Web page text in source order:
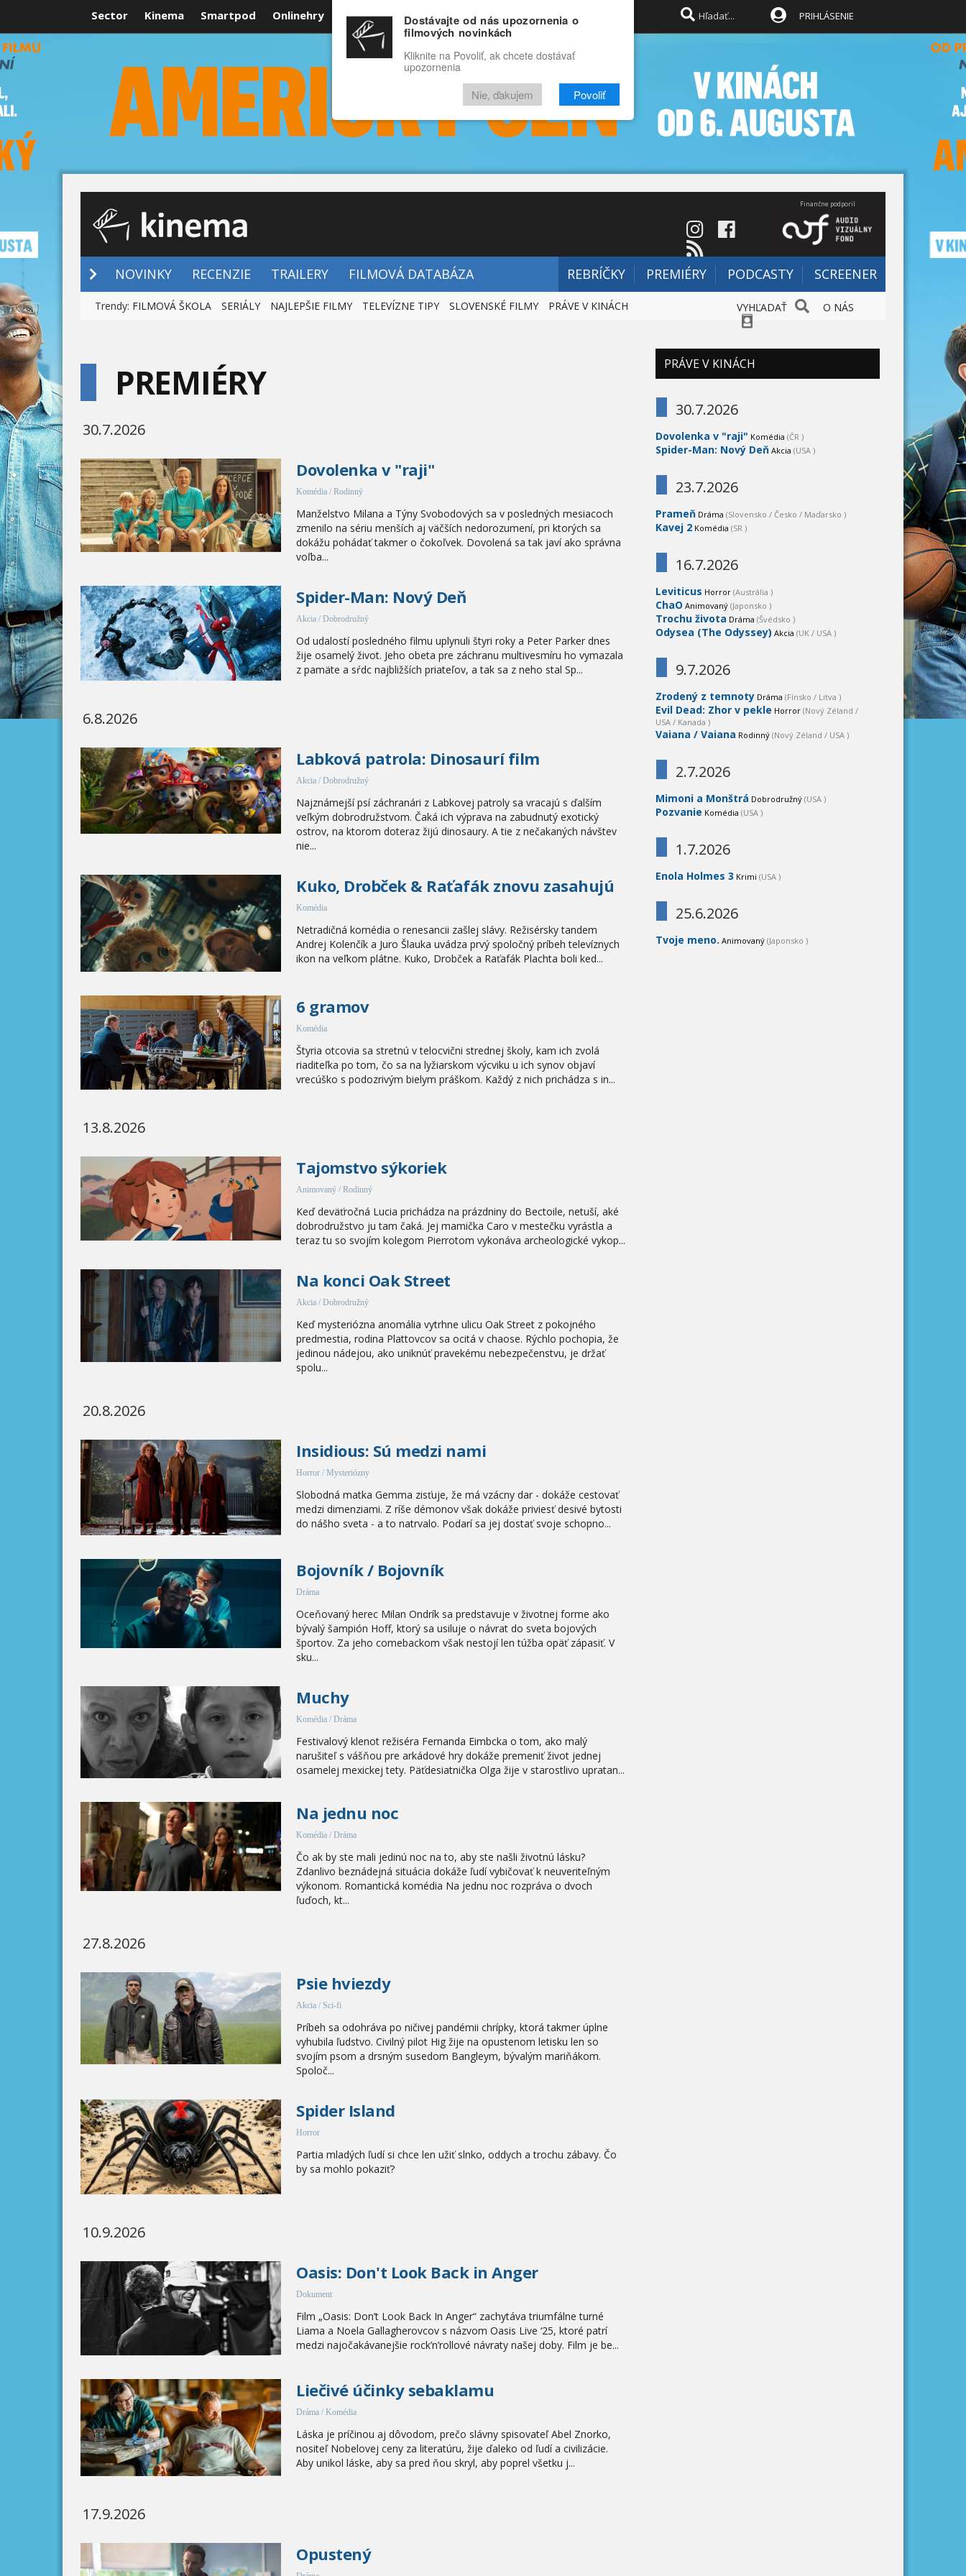
Sector Kinema Smartpod Onlinehry Rozprávky Funny Docu
RECENZIE VIDEÁ FILMY
PRIHLÁSENIE
Finančne podporil
NOVINKY RECENZIE TRAILERY FILMOVÁ DATABÁZA REBRÍČKY PREMIÉRY PODCASTY SCREENER
VYHĽADAŤ O NÁS
Trendy: FILMOVÁ ŠKOLA SERIÁLY NAJLEPŠIE FILMY TELEVÍZNE TIPY SLOVENSKÉ FILMY PRÁVE V KINÁCH
PREMIÉRY
30.7.2026
Dovolenka v "raji"
Komédia / Rodinný
Manželstvo Milana a Týny Svobodových sa v posledných mesiacoch
zmenilo na sériu menších aj väčších nedorozumení, pri ktorých sa
dokážu pohádať takmer o čokoľvek. Dovolená sa tak javí ako správna
voľba...
Spider-Man: Nový Deň
Akcia / Dobrodružný
Od udalostí posledného filmu uplynuli štyri roky a Peter Parker dnes
žije osamelý život. Jeho obeta pre záchranu multivesmíru ho vymazala
z pamäte a sŕdc najbližších priateľov, a tak sa z neho stal Sp...
6.8.2026
Labková patrola: Dinosaurí film
Akcia / Dobrodružný
Najznámejší psí záchranári z Labkovej patroly sa vracajú s ďalším
veľkým dobrodružstvom. Čaká ich výprava na zabudnutý exotický
ostrov, na ktorom doteraz žijú dinosaury. A tie z nečakaných návštev
nie...
Kuko, Drobček & Raťafák znovu zasahujú
Komédia
Netradičná komédia o renesancii zašlej slávy. Režisérsky tandem
Andrej Kolenčík a Juro Šlauka uvádza prvý spoločný príbeh televíznych
ikon na veľkom plátne. Kuko, Drobček a Raťafák Plachta boli ked...
6 gramov
Komédia
Štyria otcovia sa stretnú v telocvični strednej školy, kam ich zvolá
riaditeľka po tom, čo sa na lyžiarskom výcviku u ich synov objaví
vrecúško s podozrivým bielym práškom. Každý z nich prichádza s in...
13.8.2026
Tajomstvo sýkoriek
Animovaný / Rodinný
Keď deväťročná Lucia prichádza na prázdniny do Bectoile, netuší, aké
dobrodružstvo ju tam čaká. Jej mamička Caro v mestečku vyrástla a
teraz tu so svojím kolegom Pierrotom vykonáva archeologické vykop...
Na konci Oak Street
Akcia / Dobrodružný
Keď mysteriózna anomália vytrhne ulicu Oak Street z pokojného
predmestia, rodina Plattovcov sa ocitá v chaose. Rýchlo pochopia, že
jedinou nádejou, ako uniknúť pravekému nebezpečenstvu, je držať
spolu...
20.8.2026
Insidious: Sú medzi nami
Horror / Mysteriózny
Slobodná matka Gemma zisťuje, že má vzácny dar - dokáže cestovať
medzi dimenziami. Z ríše démonov však dokáže priviesť desivé bytosti
do nášho sveta - a to natrvalo. Podarí sa jej dostať svoje schopno...
Bojovník / Bojovník
Dráma
Oceňovaný herec Milan Ondrík sa predstavuje v životnej forme ako
bývalý šampión Hoff, ktorý sa usiluje o návrat do sveta bojových
športov. Za jeho comebackom však nestojí len túžba opäť zápasiť. V
sku...
Muchy
Komédia / Dráma
Festivalový klenot režiséra Fernanda Eimbcka o tom, ako malý
narušiteľ s vášňou pre arkádové hry dokáže premeniť život jednej
osamelej mexickej tety. Päťdesiatnička Olga žije v starostlivo upratan...
Na jednu noc
Komédia / Dráma
Čo ak by ste mali jedinú noc na to, aby ste našli životnú lásku?
Zdanlivo beznádejná situácia dokáže ľudí vybičovať k neuveriteľným
výkonom. Romantická komédia Na jednu noc rozpráva o dvoch
ľuďoch, kt...
27.8.2026
Psie hviezdy
Akcia / Sci-fi
Príbeh sa odohráva po ničivej pandémii chrípky, ktorá takmer úplne
vyhubila ľudstvo. Civilný pilot Hig žije na opustenom letisku len so
svojím psom a drsným susedom Bangleym, bývalým mariňákom.
Spoloč...
Spider Island
Horror
Partia mladých ľudí si chce len užiť slnko, oddych a trochu zábavy. Čo
by sa mohlo pokaziť?
10.9.2026
Oasis: Don't Look Back in Anger
Dokument
Film „Oasis: Don’t Look Back In Anger“ zachytáva triumfálne turné
Liama a Noela Gallagherovcov s názvom Oasis Live ‘25, ktoré patrí
medzi najočakávanejšie rock’n’rollové návraty našej doby. Film je be...
Liečivé účinky sebaklamu
Dráma / Komédia
Láska je príčinou aj dôvodom, prečo slávny spisovateľ Abel Znorko,
nositeľ Nobelovej ceny za literatúru, žije ďaleko od ľudí a civilizácie.
Aby unikol láske, aby sa pred ňou skryl, aby poprel všetku j...
17.9.2026
Opustený
PRÁVE V KINÁCH
30.7.2026
Dovolenka v "raji" Komédia (ČR )
Spider-Man: Nový Deň Akcia (USA )
23.7.2026
Prameň Dráma (Slovensko / Česko / Maďarsko )
Kavej 2 Komédia (SR )
16.7.2026
Leviticus Horror (Austrália )
ChaO Animovaný (Japonsko )
Trochu života Dráma (Švédsko )
Odysea (The Odyssey) Akcia (UK / USA )
9.7.2026
Zrodený z temnoty Dráma (Fínsko / Litva )
Evil Dead: Zhor v pekle Horror (Nový Zéland /
USA / Kanada )
Vaiana / Vaiana Rodinný (Nový Zéland / USA )
2.7.2026
Mimoni a Monštrá Dobrodružný (USA )
Pozvanie Komédia (USA )
1.7.2026
Enola Holmes 3 Krimi (USA )
25.6.2026
Tvoje meno. Animovaný (Japonsko )
Dostávajte od nás upozornenia o
filmových novinkách
Kliknite na Povoliť, ak chcete dostávať
upozornenia
Nie, ďakujem Povoliť